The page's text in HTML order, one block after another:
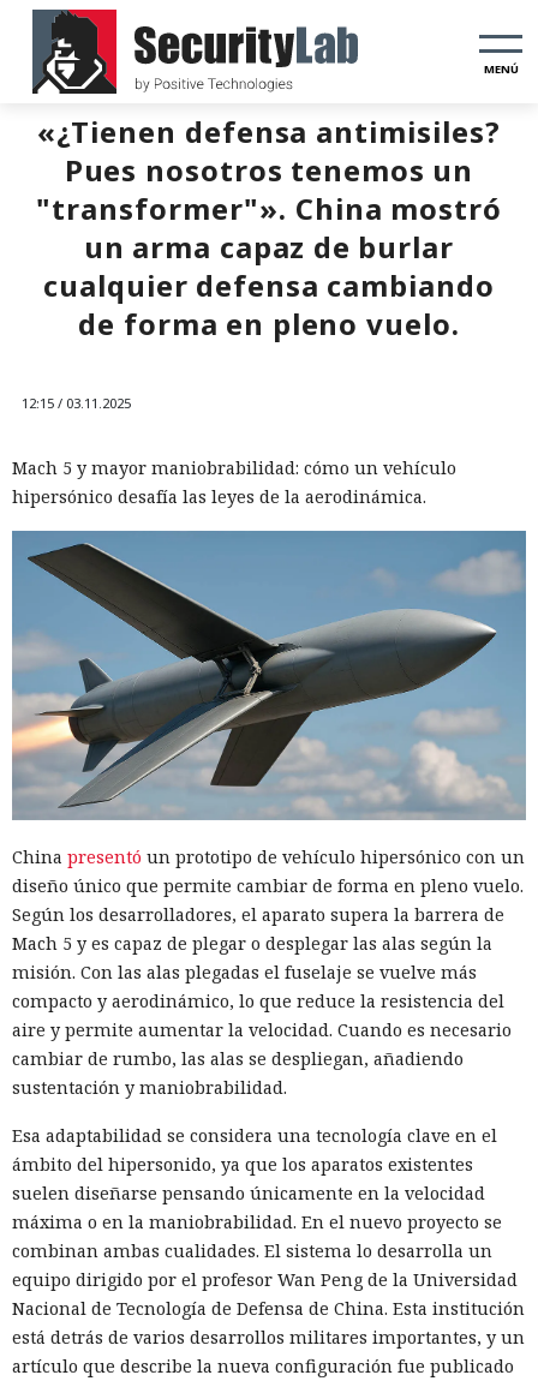
MENÚ
«¿Tienen defensa antimisiles?
Pues nosotros tenemos un
"transformer"». China mostró
un arma capaz de burlar
cualquier defensa cambiando
de forma en pleno vuelo.
12:15 / 03.11.2025
Mach 5 y mayor maniobrabilidad: cómo un vehículo
hipersónico desafía las leyes de la aerodinámica.
China presentó un prototipo de vehículo hipersónico con un
diseño único que permite cambiar de forma en pleno vuelo.
Según los desarrolladores, el aparato supera la barrera de
Mach 5 y es capaz de plegar o desplegar las alas según la
misión. Con las alas plegadas el fuselaje se vuelve más
compacto y aerodinámico, lo que reduce la resistencia del
aire y permite aumentar la velocidad. Cuando es necesario
cambiar de rumbo, las alas se despliegan, añadiendo
sustentación y maniobrabilidad.
Esa adaptabilidad se considera una tecnología clave en el
ámbito del hipersonido, ya que los aparatos existentes
suelen diseñarse pensando únicamente en la velocidad
máxima o en la maniobrabilidad. En el nuevo proyecto se
combinan ambas cualidades. El sistema lo desarrolla un
equipo dirigido por el profesor Wan Peng de la Universidad
Nacional de Tecnología de Defensa de China. Esta institución
está detrás de varios desarrollos militares importantes, y un
artículo que describe la nueva configuración fue publicado